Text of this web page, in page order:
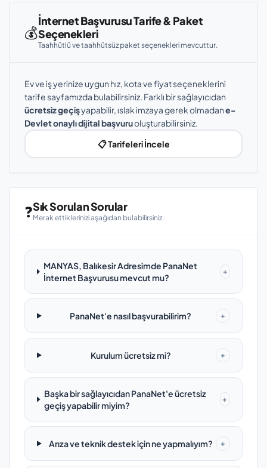
💰
İnternet Başvurusu Tarife & Paket
Seçenekleri
Taahhütlü ve taahhütsüz paket seçenekleri mevcuttur.
Ev ve iş yerinize uygun hız, kota ve fiyat seçeneklerini
tarife sayfamızda bulabilirsiniz. Farklı bir sağlayıcıdan
ücretsiz geçişyapabilir, ıslak imzaya gerek olmadane-
Devlet onaylı dijital başvuruoluşturabilirsiniz.
📋 Tarifeleri İncele
❓Sık Sorulan Sorular
Merak ettiklerinizi aşağıdan bulabilirsiniz.
MANYAS, Balıkesir Adresimde PanaNet
İnternet Başvurusu mevcut mu?
+
PanaNet'e nasıl başvurabilirim? +
Kurulum ücretsiz mi? +
Başka bir sağlayıcıdan PanaNet'e ücretsiz
geçiş yapabilir miyim?
+
Arıza ve teknik destek için ne yapmalıyım? +